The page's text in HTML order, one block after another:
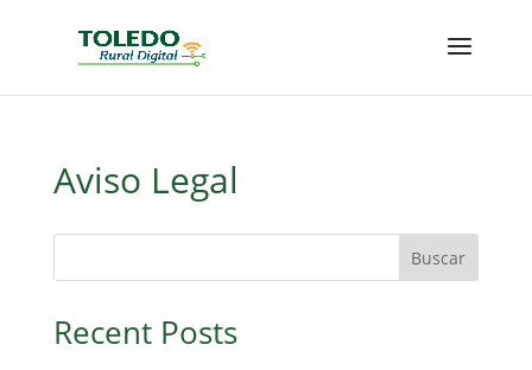
Aviso Legal
Buscar
Recent Posts